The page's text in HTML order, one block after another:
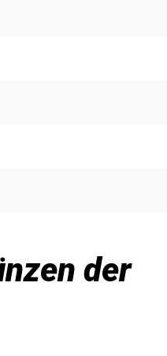
der